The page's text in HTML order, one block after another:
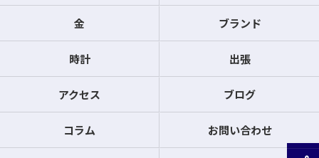
金 ブランド
時計 出張
アクセス ブログ
コラム お問い合わせ